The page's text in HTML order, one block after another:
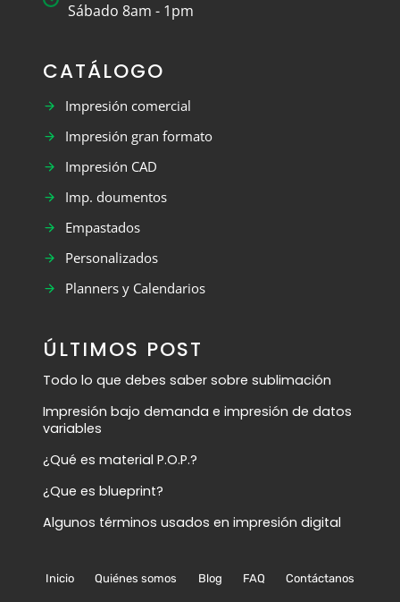
Sábado 8am - 1pm
CATÁLOGO
Impresión comercial
Impresión gran formato
Impresión CAD
Imp. doumentos
Empastados
Personalizados
Planners y Calendarios
ÚLTIMOS POST
Todo lo que debes saber sobre sublimación
Impresión bajo demanda e impresión de datos
variables
¿Qué es material P.O.P.?
¿Que es blueprint?
Algunos términos usados en impresión digital
Inicio Quiénes somos Blog FAQ Contáctanos